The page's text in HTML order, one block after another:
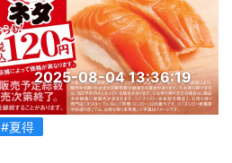
2025-08-04 13:36:19
#夏得